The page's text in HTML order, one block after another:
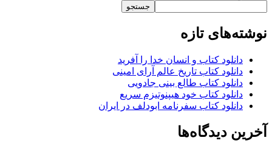
جستجو
نوشته‌های تازه
دانلود کتاب و انسان خدا را آفرید
دانلود کتاب تاریخ عالم آرای امینی
دانلود کتاب طالع بینی جادویی
دانلود کتاب خود هیپنوتیزم سریع
دانلود کتاب سفرنامه ابودلف در ایران
آخرین دیدگاه‌ها